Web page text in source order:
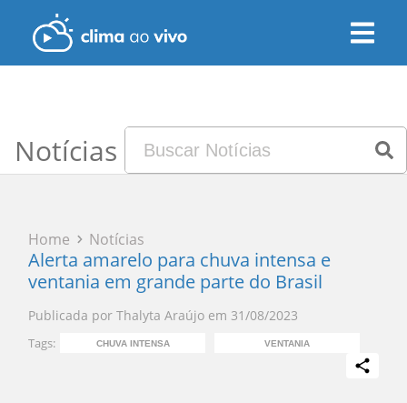
Notícias
Home Notícias
Alerta amarelo para chuva intensa e
ventania em grande parte do Brasil
Publicada por Thalyta Araújo em 31/08/2023
Tags: CHUVA INTENSA VENTANIA